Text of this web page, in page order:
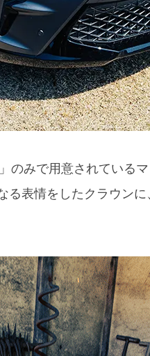
のみで用意されている
る表情をしたクラウン